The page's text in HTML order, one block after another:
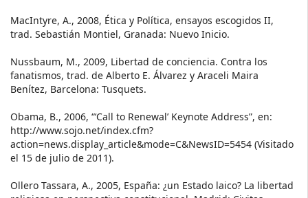
MacIntyre, A., 2008, Ética y Política, ensayos escogidos II,
trad. Sebastián Montiel, Granada: Nuevo Inicio.
Nussbaum, M., 2009, Libertad de conciencia. Contra los
fanatismos, trad. de Alberto E. Álvarez y Araceli Maira
Benítez, Barcelona: Tusquets.
Obama, B., 2006, “‘Call to Renewal’ Keynote Address”, en:
http://www.sojo.net/index.cfm?
action=news.display_article&mode=C&NewsID=5454 (Visitado
el 15 de julio de 2011).
Ollero Tassara, A., 2005, España: ¿un Estado laico? La libertad